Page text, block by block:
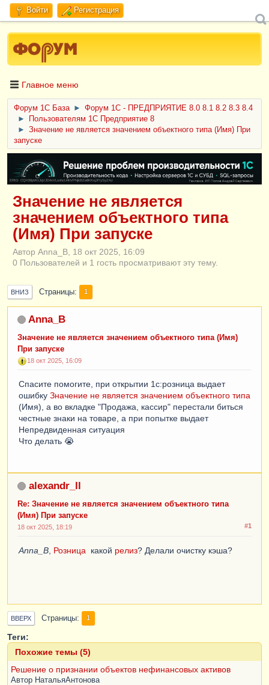
Войти Регистрация
Главное меню
Форум 1C База ►
Форум 1С - ПРЕДПРИЯТИЕ 8.0 8.1 8.2 8.3 8.4
►
Пользователям 1С Предприятие 8
►
Значение не является значением объектного типа (Имя) При
запуске
ERID: CQH36pWzJqVJD4xVLsnhcU4hVPNjkBZe8KKxjJiYySyZAz
Значение не является
значением объектного типа
(Имя) При запуске
Автор Anna_B, 18 окт 2025, 16:09
0 Пользователей и 1 гость просматривают эту тему.
ВНИЗ Страницы 1
Anna_B
Значение не является значением объектного типа (Имя)
При запуске
18 окт 2025, 16:09
Спасите помогите, при открытии 1с:розница выдает
ошибку Значение не является значением объектного типа
(Имя), а во вкладке "Продажа, кассир" перестали биться
честные знаки на товаре, а при попытке выдает
Непредвиденная ситуация
Что делать 😭
alexandr_ll
Re: Значение не является значением объектного типа
(Имя) При запуске
#1
18 окт 2025, 18:19
Anna_B Розница какой релиз? Делали очистку кэша?
ВВЕРХ Страницы 1
Теги:
Похожие темы (5)
Решение о признании объектов нефинансовых активов
Автор НатальяАнтонова